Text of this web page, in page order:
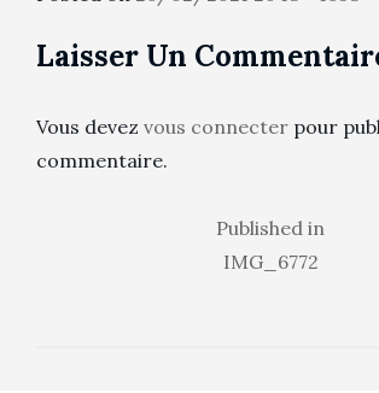
Laisser Un
Vous devez vous connecter pour
commentaire.
Published in
IMG_6772